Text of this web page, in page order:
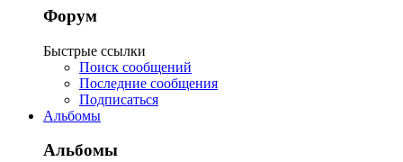
Форум
Быстрые ссылки
Поиск сообщений
Последние сообщения
Подписаться
Альбомы
Альбомы